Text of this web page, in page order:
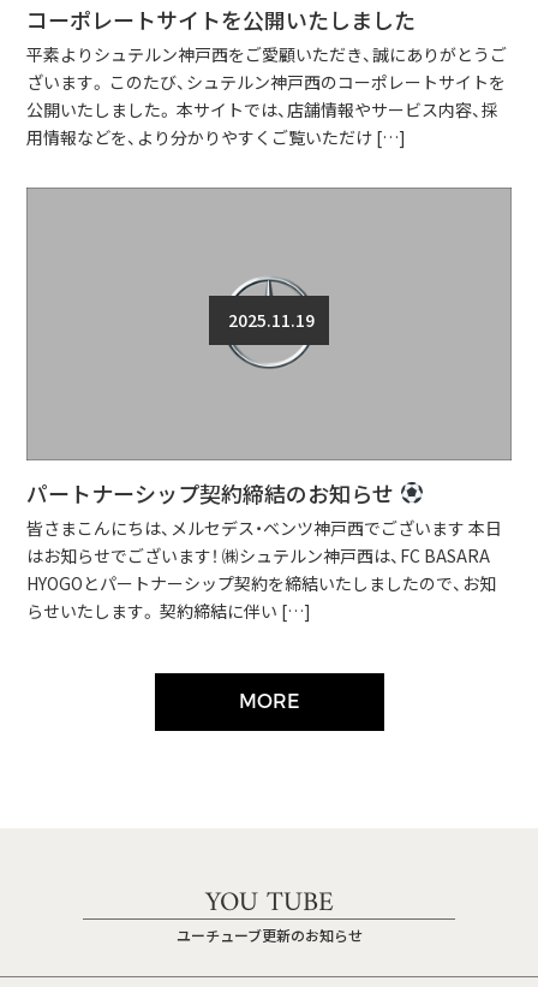
コーポレートサイトを公開いたしました
平素よりシュテルン神戸西をご愛顧いただき、誠にありがとうご
ざいます。 このたび、シュテルン神戸西のコーポレートサイトを
公開いたしました。 本サイトでは、店舗情報やサービス内容、採
用情報などを、より分かりやすくご覧いただけ […]
2025.11.19
パートナーシップ契約締結のお知らせ
皆さまこんにちは、メルセデス・ベンツ神戸西でございます 本日
はお知らせでございます！ ㈱シュテルン神戸西は、FC BASARA
HYOGOとパートナーシップ契約を締結いたしましたので、お知
らせいたします。 契約締結に伴い […]
MORE
YOU TUBE
ユーチューブ更新のお知らせ